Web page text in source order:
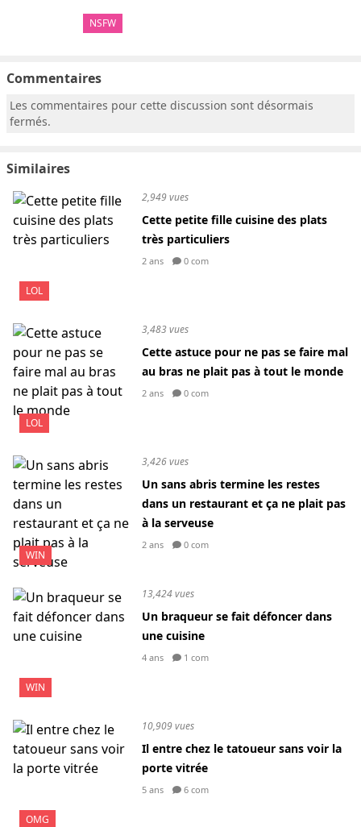
NSFW
Commentaires
Les commentaires pour cette discussion sont désormais
fermés.
Similaires
LOL
2,949 vues
Cette petite fille cuisine des plats
très particuliers
2 ans 0 com
LOL
3,483 vues
Cette astuce pour ne pas se faire mal
au bras ne plait pas à tout le monde
2 ans 0 com
WIN
3,426 vues
Un sans abris termine les restes
dans un restaurant et ça ne plait pas
à la serveuse
2 ans 0 com
WIN
13,424 vues
Un braqueur se fait défoncer dans
une cuisine
4 ans 1 com
OMG
10,909 vues
Il entre chez le tatoueur sans voir la
porte vitrée
5 ans 6 com